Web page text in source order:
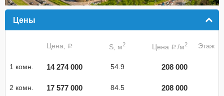
Цены
Цена, a S, м2 Цена a /м2 Этаж
1 комн. 14 274 000 54.9 208 000
2 комн. 17 577 000 84.5 208 000